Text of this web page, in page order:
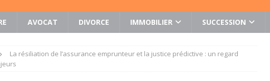
AVOCAT DIVORCE IMMOBILIER SUCCESSION
La résiliation de l’assurance emprunteur et la justice prédictive : un regard